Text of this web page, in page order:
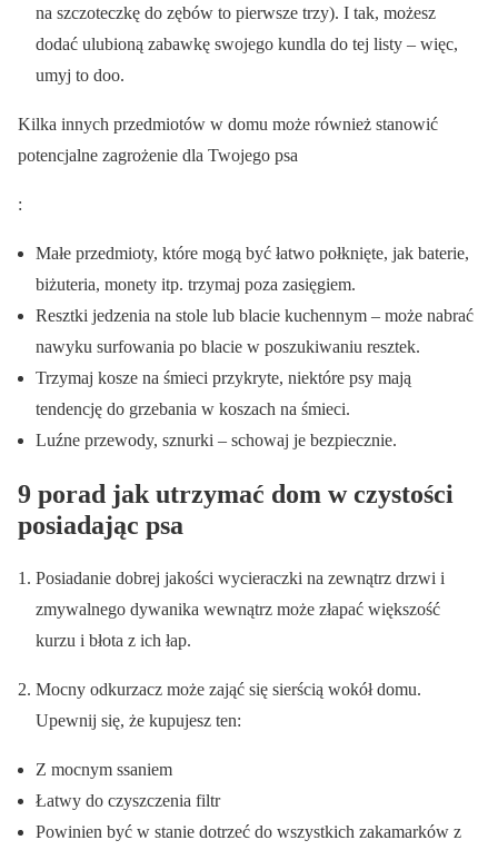
na szczoteczkę do zębów to pierwsze trzy). I tak, możesz
dodać ulubioną zabawkę swojego kundla do tej listy – więc,
umyj to doo.
Kilka innych przedmiotów w domu może również stanowić
potencjalne zagrożenie dla Twojego psa
:
Małe przedmioty, które mogą być łatwo połknięte, jak baterie,
biżuteria, monety itp. trzymaj poza zasięgiem.
Resztki jedzenia na stole lub blacie kuchennym – może nabrać
nawyku surfowania po blacie w poszukiwaniu resztek.
Trzymaj kosze na śmieci przykryte, niektóre psy mają
tendencję do grzebania w koszach na śmieci.
Luźne przewody, sznurki – schowaj je bezpiecznie.
9 porad jak utrzymać dom w czystości
posiadając psa
Posiadanie dobrej jakości wycieraczki na zewnątrz drzwi i
zmywalnego dywanika wewnątrz może złapać większość
kurzu i błota z ich łap.
Mocny odkurzacz może zająć się sierścią wokół domu.
Upewnij się, że kupujesz ten:
Z mocnym ssaniem
Łatwy do czyszczenia filtr
Powinien być w stanie dotrzeć do wszystkich zakamarków z